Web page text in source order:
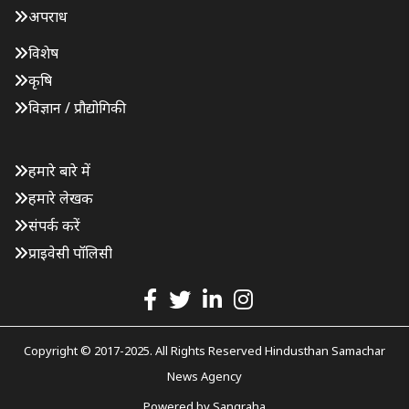
अपराध
विशेष
कृषि
विज्ञान / प्रौद्योगिकी
हमारे बारे में
हमारे लेखक
संपर्क करें
प्राइवेसी पॉलिसी
Copyright © 2017-2025. All Rights Reserved Hindusthan Samachar
News Agency